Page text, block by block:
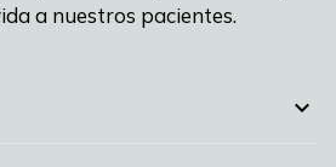
a nuestros pacientes.
